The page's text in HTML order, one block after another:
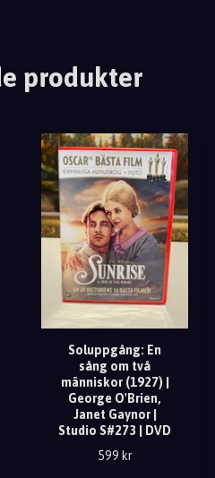
produkter
Soluppgång: En
sång om två
människor (1927) |
George O'Brien,
Janet Gaynor |
Studio S#273 | DVD
599 kr